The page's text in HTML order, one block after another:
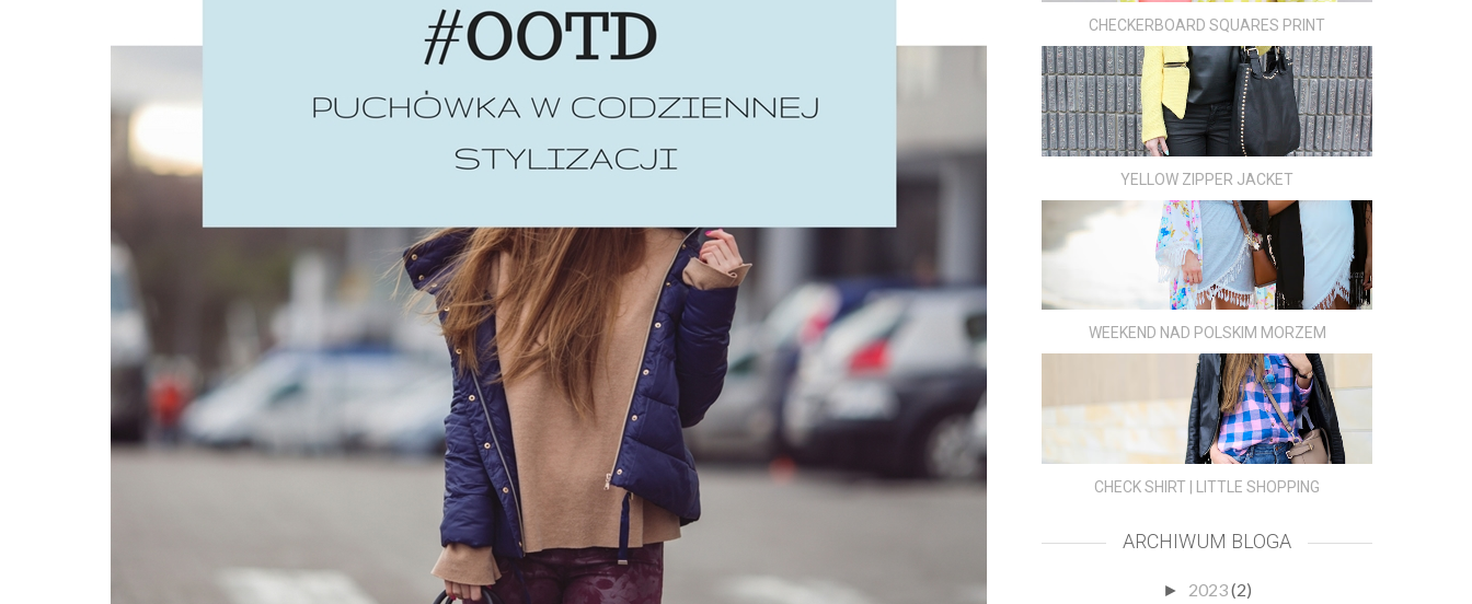
CHECKERBOARD SQUARES PRINT
YELLOW ZIPPER JACKET
WEEKEND NAD POLSKIM MORZEM
CHECK SHIRT | LITTLE SHOPPING
ARCHIWUM BLOGA
► 2023(2)